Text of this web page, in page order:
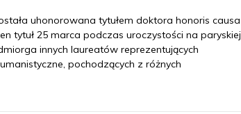
uhonorowana tytułem doktora honoris causa
tytuł 25 marca podczas uroczystości na paryskiej
innych laureatów reprezentujących
pochodzących z różnych